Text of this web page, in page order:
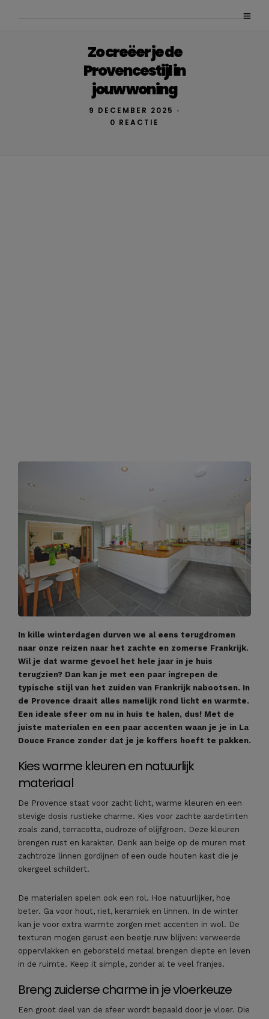
Zo creëer je de
Provencestijl in
jouw woning
9 DECEMBER 2025 •
0 REACTIE
In kille winterdagen durven we al eens terugdromen
naar onze reizen naar het zachte en zomerse Frankrijk.
Wil je dat warme gevoel het hele jaar in je huis
terugzien? Dan kan je met een paar ingrepen de
typische stijl van het zuiden van Frankrijk nabootsen. In
de Provence draait alles namelijk rond licht en warmte.
Een ideale sfeer om nu in huis te halen, dus! Met de
juiste materialen en een paar accenten waan je je in La
Douce France zonder dat je je koffers hoeft te pakken.
Kies warme kleuren en natuurlijk
materiaal
De Provence staat voor zacht licht, warme kleuren en een
stevige dosis rustieke charme. Kies voor zachte aardetinten
zoals zand, terracotta, oudroze of olijfgroen. Deze kleuren
brengen rust en karakter. Denk aan beige op de muren met
zachtroze linnen gordijnen of een oude houten kast die je
okergeel schildert.
De materialen spelen ook een rol. Hoe natuurlijker, hoe
beter. Ga voor hout, riet, keramiek en linnen. In de winter
kan je voor extra warmte zorgen met accenten in wol. De
texturen mogen gerust een beetje ruw blijven: verweerde
oppervlakken en geborsteld metaal brengen diepte en leven
in de ruimte. Keep it simple, zonder al te veel franjes.
Breng zuiderse charme in je vloerkeuze
Een groot deel van de sfeer wordt bepaald door je vloer. Die